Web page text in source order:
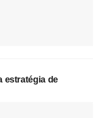
estratégia de